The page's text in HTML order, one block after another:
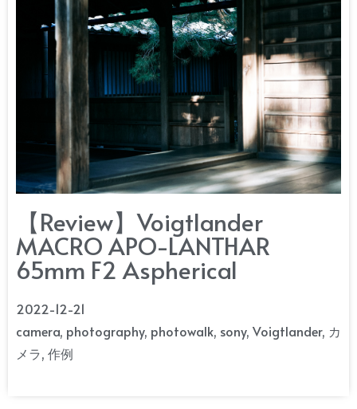
【Review】Voigtlander
MACRO APO-LANTHAR
65mm F2 Aspherical
2022-12-21
camera, photography, photowalk, sony, Voigtlander, カ
メラ, 作例